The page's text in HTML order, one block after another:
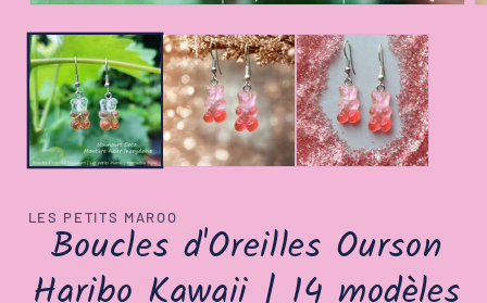
le
média
1
dans
une
fenêtre
modale
LES PETITS MAROO
Boucles d'Oreilles Ourson